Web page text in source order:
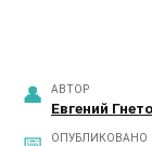
АВТОР
Евгений
ОПУБЛИКОВАНО